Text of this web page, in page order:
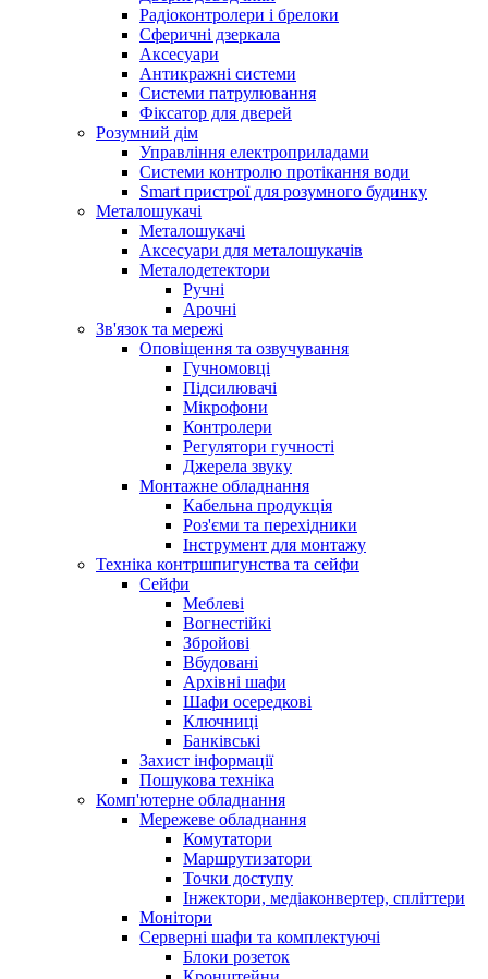
Радіоконтролери і брелоки
Сферичні дзеркала
Аксесуари
Антикражні системи
Системи патрулювання
Фіксатор для дверей
Розумний дім
Управління електроприладами
Системи контролю протікання води
Smart пристрої для розумного будинку
Металошукачі
Металошукачі
Аксесуари для металошукачів
Металодетектори
Ручні
Арочні
Зв'язок та мережі
Оповіщення та озвучування
Гучномовці
Підсилювачі
Мікрофони
Контролери
Регулятори гучності
Джерела звуку
Монтажне обладнання
Кабельна продукція
Роз'єми та перехідники
Інструмент для монтажу
Техніка контршпигунства та сейфи
Сейфи
Меблеві
Вогнестійкі
Збройові
Вбудовані
Архівні шафи
Шафи осередкові
Ключниці
Банківські
Захист інформації
Пошукова техніка
Комп'ютерне обладнання
Мережеве обладнання
Комутатори
Маршрутизатори
Точки доступу
Інжектори, медіаконвертер, спліттери
Монітори
Серверні шафи та комплектуючі
Блоки розеток